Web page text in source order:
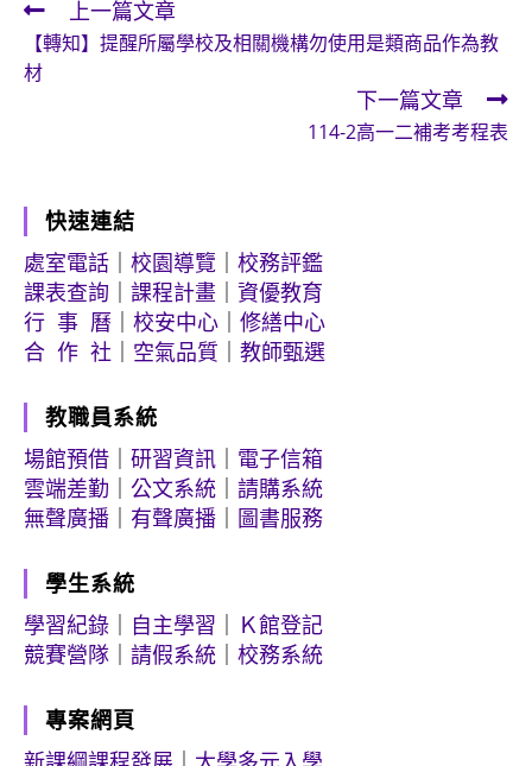
Read
more
articles
上一篇文章
【轉知】提醒所屬學校及相關機構勿使用是類商品作為教
材
下一篇文章
114-2高一二補考考程表
快速連結
處室電話
校園導覽
校務評鑑
課表查詢
課程計畫
資優教育
行 事 曆
校安中心
修繕中心
合 作 社
空氣品質 教師甄選
教職員系統
場館預借
研習資訊
電子信箱
雲端差勤
公文系統
請購系統
無聲廣播
有聲廣播 圖書服務
學生系統
學習紀錄
自主學習
Ｋ館登記
競賽營隊
請假系統 校務系統
專案網頁